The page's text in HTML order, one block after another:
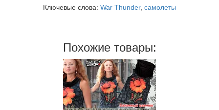
Ключевые слова: War Thunder, самолеты
Похожие товары: